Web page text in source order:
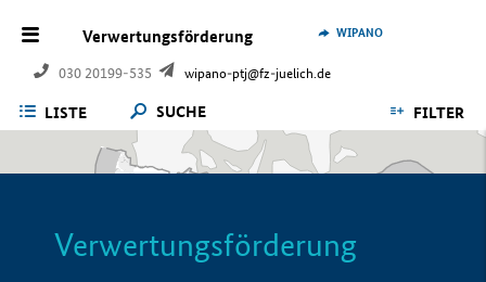
Verwertungsförderung
030 20199-535 wipano-ptj@fz-juelich.de
WIPANO
LISTE SUCHE FILTER
Verwertungsförderung